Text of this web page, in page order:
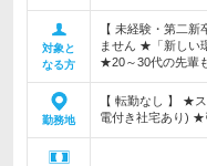
対象と
なる方
【 未経験・第二
ません ★「新しい
★20～30代の先輩
勤務地
【 転勤なし 】 ★
電付き社宅あり) ★